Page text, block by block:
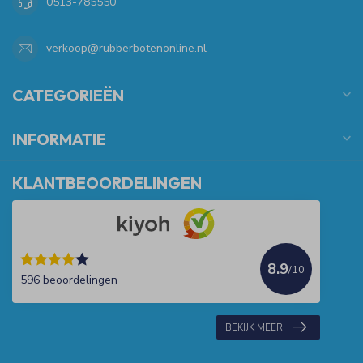
verkoop@rubberbotenonline.nl
CATEGORIEËN
INFORMATIE
KLANTBEOORDELINGEN
596 beoordelingen
8.9/10
BEKIJK MEER